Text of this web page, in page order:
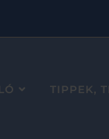
TIPPEK,